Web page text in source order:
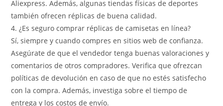
Aliexpress. Además, algunas tiendas físicas de deportes
también ofrecen réplicas de buena calidad.
4. ¿Es seguro comprar réplicas de camisetas en línea?
Sí, siempre y cuando compres en sitios web de confianza.
Asegúrate de que el vendedor tenga buenas valoraciones y
comentarios de otros compradores. Verifica que ofrezcan
políticas de devolución en caso de que no estés satisfecho
con la compra. Además, investiga sobre el tiempo de
entrega y los costos de envío.